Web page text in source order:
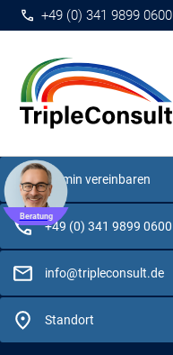
+49 (0) 341 9899 0600
Termin vereinbaren
+49 (0) 341 9899 0600
info@tripleconsult.de
Standort
Beratung